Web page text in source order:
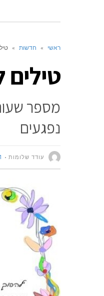
ראשי » חדשות »
טילים
מספר
נפגעים
עודד שלומות